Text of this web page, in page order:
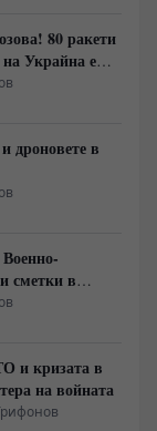
80 ракети
Украйна е
дроновете в
сметки в
и кризата в
на войната